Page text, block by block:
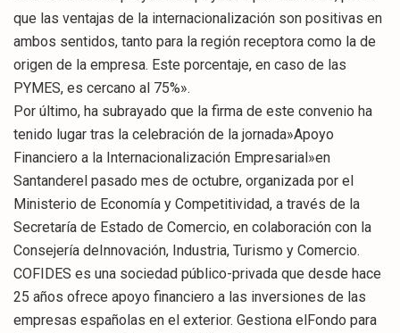
que las ventajas de la internacionalización son positivas en
ambos sentidos, tanto para la región receptora como la de
origen de la empresa. Este porcentaje, en caso de las
PYMES, es cercano al 75%».
Por último, ha subrayado que la firma de este convenio ha
tenido lugar tras la celebración de la jornada»Apoyo
Financiero a la Internacionalización Empresarial»en
Santanderel pasado mes de octubre, organizada por el
Ministerio de Economía y Competitividad, a través de la
Secretaría de Estado de Comercio, en colaboración con la
Consejería deInnovación, Industria, Turismo y Comercio.
COFIDES es una sociedad público-privada que desde hace
25 años ofrece apoyo financiero a las inversiones de las
empresas españolas en el exterior. Gestiona elFondo para